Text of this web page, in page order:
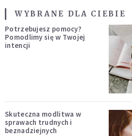
WYBRANE DLA CIEBIE
Potrzebujesz pomocy?
Pomodlimy się w Twojej
intencji
Skuteczna modlitwa w
sprawach trudnych i
beznadziejnych